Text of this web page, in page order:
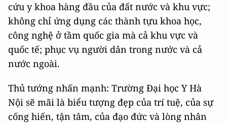
cứu y khoa hàng đầu của đất nước và khu vực;
không chỉ ứng dụng các thành tựu khoa học,
công nghệ ở tầm quốc gia mà cả khu vực và
quốc tế; phục vụ người dân trong nước và cả
nước ngoài.
Thủ tướng nhấn mạnh: Trường Đại học Y Hà
Nội sẽ mãi là biểu tượng đẹp của trí tuệ, của sự
cống hiến, tận tâm, của đạo đức và lòng nhân